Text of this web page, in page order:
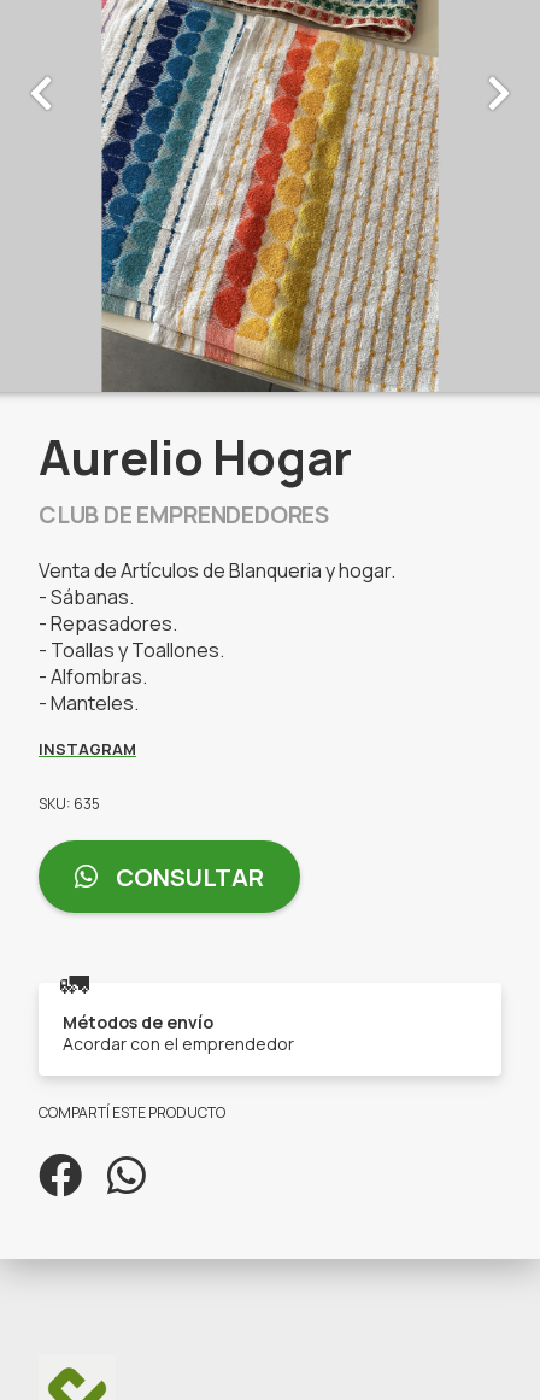
Aurelio Hogar
CLUB DE EMPRENDEDORES
Venta de Artículos de Blanqueria y hogar.
- Sábanas.
- Repasadores.
- Toallas y Toallones.
- Alfombras.
- Manteles.
INSTAGRAM
SKU: 635
CONSULTAR
🚛
Métodos de envío
Acordar con el emprendedor
COMPARTÍ ESTE PRODUCTO